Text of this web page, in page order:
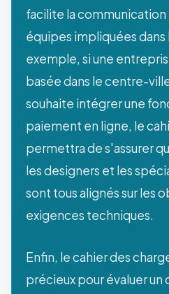
facilite la
équipes impliquées dans
exemple, si une
basée dans le centre-
souhaite intégrer une
paiement en ligne, le
permettra de s'assurer
les designers et les
sont tous alignés sur les
exigences techniques.
Enfin, le cahier des
précieux pour évaluer un